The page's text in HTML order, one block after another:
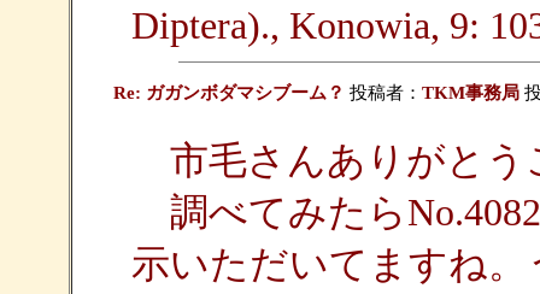
Diptera)., Konowia, 9:
Re: ガガンボダマシブーム？ 投稿者： TKM事務局
市毛さんありがとう
調べてみたら
示いただいてますね